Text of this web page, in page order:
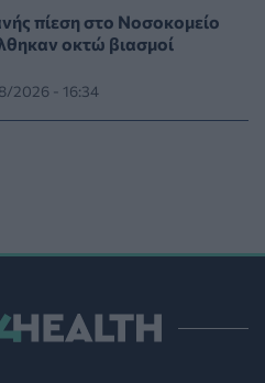
στην παχυσαρκία
μέτρων ατομικής
Δυτικού Νείλου
μεταξύ διαφορετικών ειδών
πίεση στο Νοσοκομείο
οκτώ βιασμοί
2026 - 16:34